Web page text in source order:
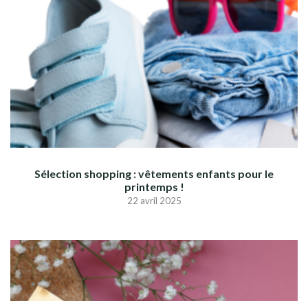
Sélection shopping : vêtements enfants pour le
printemps !
22 avril 2025